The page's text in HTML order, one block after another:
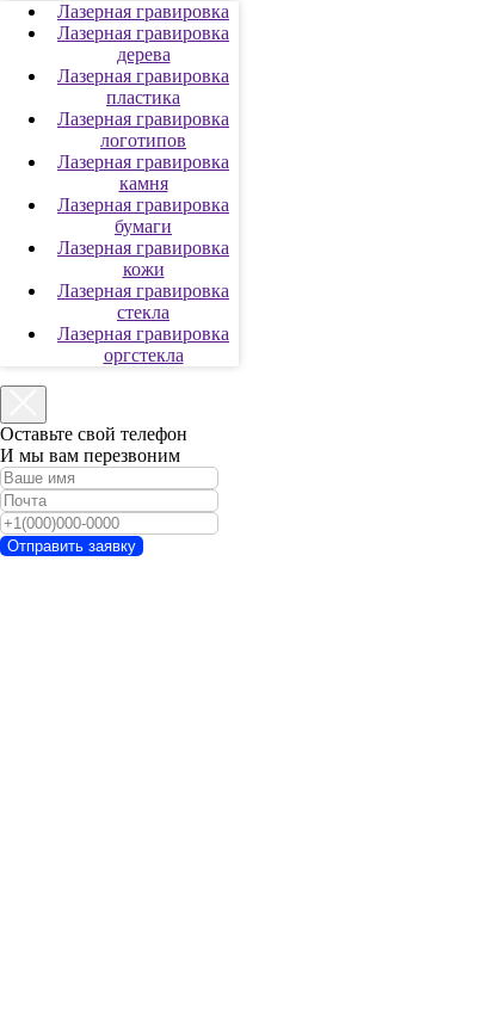
Лазерная гравировка
Лазерная гравировка
дерева
Лазерная гравировка
пластика
Лазерная гравировка
логотипов
Лазерная гравировка
камня
Лазерная гравировка
бумаги
Лазерная гравировка
кожи
Лазерная гравировка
стекла
Лазерная гравировка
оргстекла
Оставьте свой телефон
И мы вам перезвоним
Отправить заявку